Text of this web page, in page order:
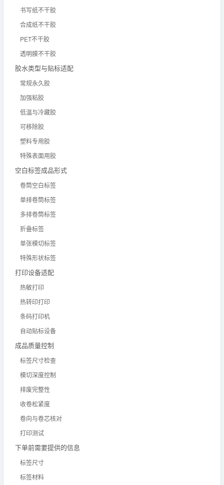
书写纸不干胶
合成纸不干胶
PET不干胶
透明膜不干胶
胶水类型与贴标适配
常规永久胶
加强粘胶
低温与冷藏胶
可移除胶
塑料专用胶
特殊表面用胶
空白标签成品形式
卷筒空白标签
单排卷筒标签
多排卷筒标签
折叠标签
单张模切标签
特殊形状标签
打印设备适配
热敏打印
热转印打印
条码打印机
自动贴标设备
成品质量控制
标签尺寸检查
模切深度控制
排废完整性
收卷松紧度
卷向与卷芯核对
打印测试
下单前需要提供的信息
标签尺寸
标签材料